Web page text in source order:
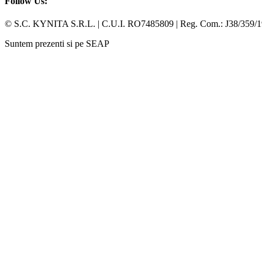
Facebook
Whatsapp
© S.C. KYNITA S.R.L. | C.U.I. RO7485809 | Reg. Com.: J38/359/
Suntem prezenti si pe SEAP